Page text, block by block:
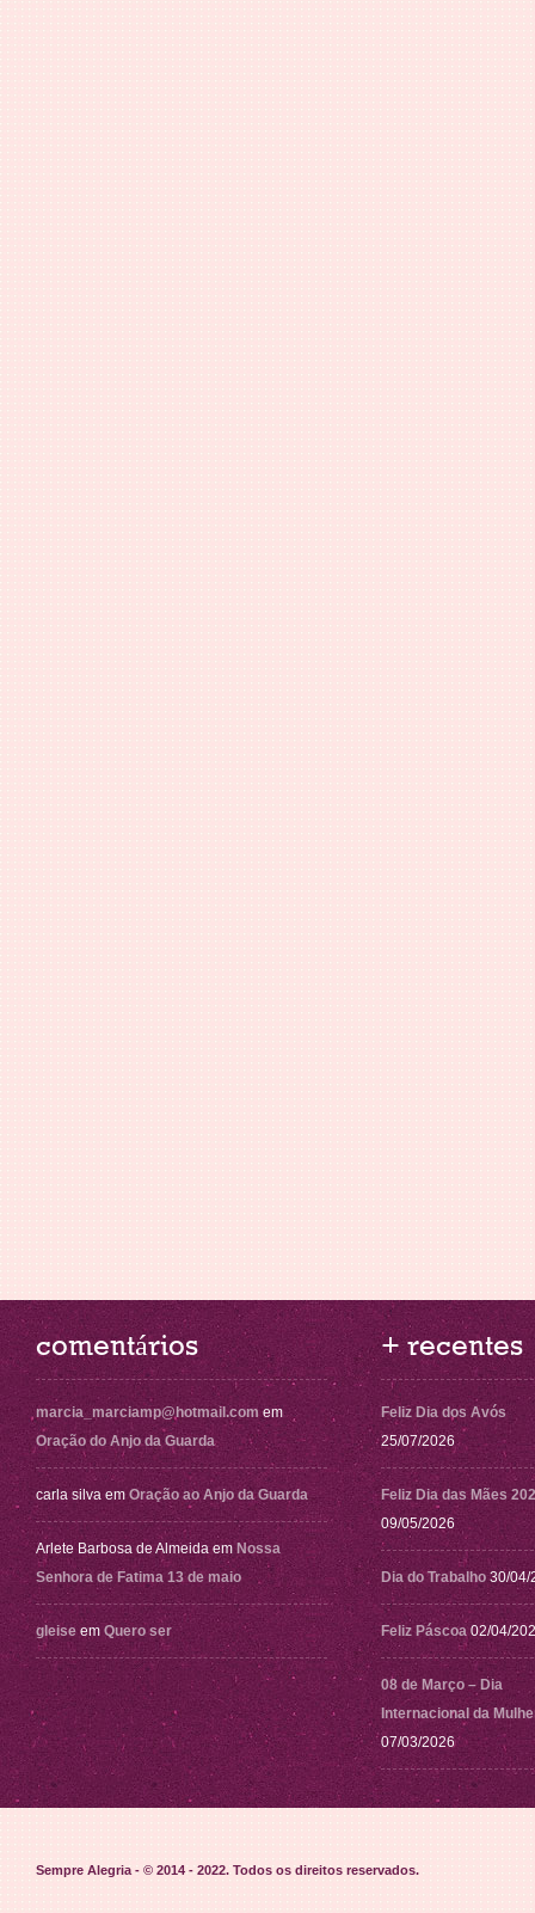
comentários
marcia_marciamp@hotmail.com em
Oração do Anjo da Guarda
carla silva em Oração ao Anjo da Guarda
Arlete Barbosa de Almeida em Nossa
Senhora de Fatima 13 de maio
gleise em Quero ser
+ recentes
Feliz Dia dos Avós
25/07/2026
Feliz Dia das Mães
09/05/2026
Dia do Trabalho 30/04/
Feliz Páscoa 02/04/
08 de Março – Dia
Internacional da
07/03/2026
Sempre Alegria - © 2014 - 2022. Todos os direitos reservados.